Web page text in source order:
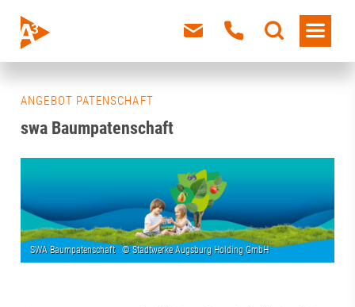
ANGEBOT PATENSCHAFT
swa Baumpatenschaft